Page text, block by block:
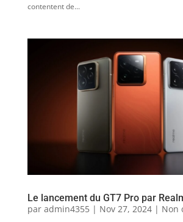
contentent de...
Le lancement du GT7 Pro par
par admin4355| Nov 27, 2024| Non